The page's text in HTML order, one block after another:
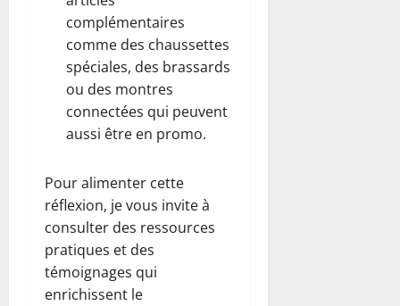
complémentaires
comme des chaussettes
spéciales, des brassards
ou des montres
connectées qui peuvent
aussi être en promo.
Pour alimenter cette
réflexion, je vous invite à
consulter des ressources
pratiques et des
témoignages qui
enrichissent le